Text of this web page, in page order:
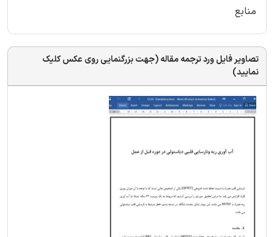
منابع
تصاویر فایل ورد ترجمه مقاله (جهت بزرگنمایی روی عکس کلیک
نمایید)